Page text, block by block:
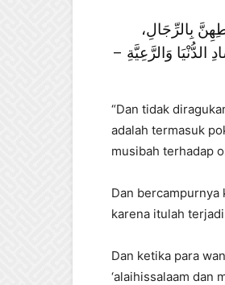
بِالرِّجَالِ،
وَالرَّعِيَّةِ –
“Dan tidak
adalah termasuk
musibah terhadap
Dan bercampurnya
karena itulah
Dan ketika para
‘alaihissalaam dan